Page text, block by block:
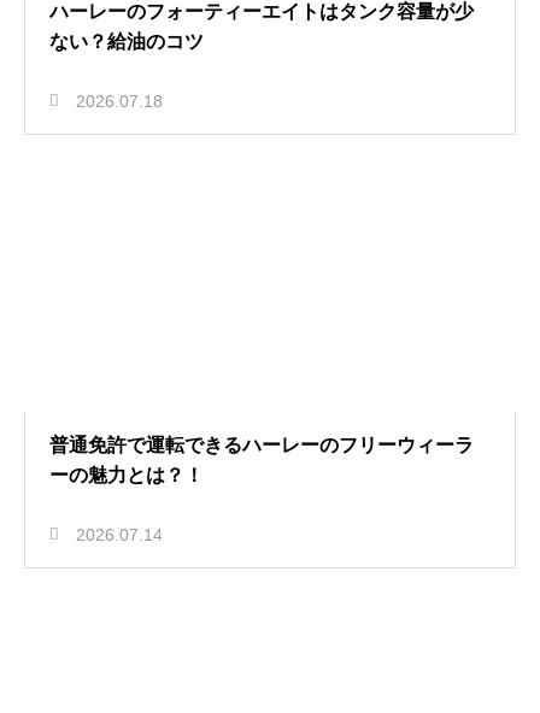
ハーレーのフォーティーエイトはタンク容量が少
ない？給油のコツ
2026.07.18
普通免許で運転できるハーレーのフリーウィーラ
ーの魅力とは？！
2026.07.14